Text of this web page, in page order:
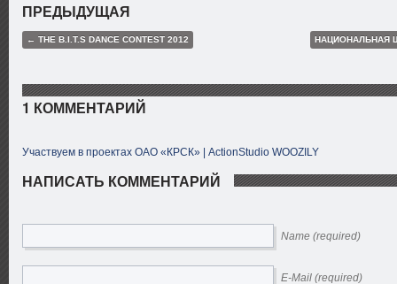
ПРЕДЫДУЩАЯ
← THE B.I.T.S DANCE CONTEST 2012 НАЦИОНАЛЬНАЯ
1 КОММЕНТАРИЙ
Участвуем в проектах ОАО «КРСК» | ActionStudio WOOZILY
НАПИСАТЬ КОММЕНТАРИЙ
Name (required)
E-Mail (required)